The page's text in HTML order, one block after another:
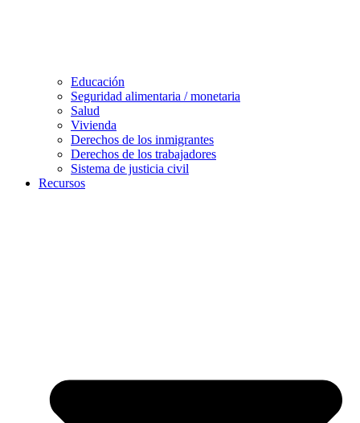
Educación
Seguridad alimentaria / monetaria
Salud
Vivienda
Derechos de los inmigrantes
Derechos de los trabajadores
Sistema de justicia civil
Recursos